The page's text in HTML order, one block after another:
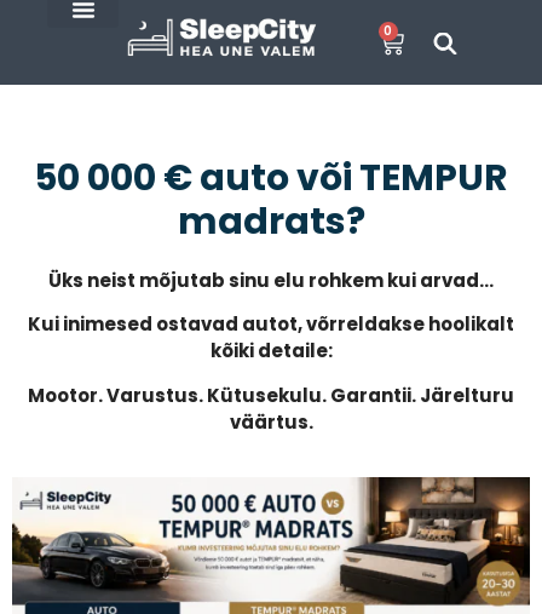
0
50 000 € auto või TEMPUR
madrats?
Üks neist mõjutab sinu elu rohkem kui arvad…
Kui inimesed ostavad autot, võrreldakse hoolikalt
kõiki detaile:
Mootor.Varustus.Kütusekulu.Garantii.Järelturu
väärtus.